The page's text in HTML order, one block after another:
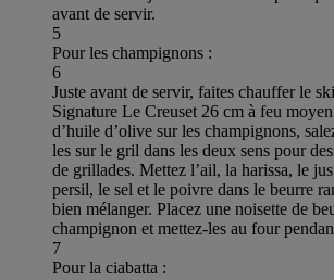
avant de servir.
5
Pour les champignons :
6
Juste avant de servir, faites chauffer le
Signature Le Creuset 26 cm à feu
d’huile d’olive sur les champignons,
les sur le gril dans les deux sens pour
de grillades. Mettez l’ail, la harissa, le
persil, le sel et le poivre dans le beurre
bien mélanger. Placez une noisette de
champignon et mettez-les au four
7
Pour la ciabatta :